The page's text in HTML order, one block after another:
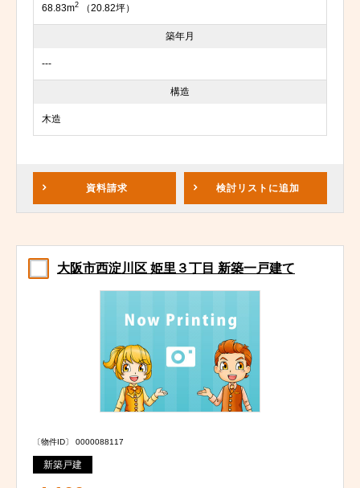
68.83m2 （20.82坪）
築年月
---
構造
木造
資料請求 検討リスト に追加
大阪市西淀川区 姫里３丁目 新築一戸建て
〔物件ID〕 0000088117
新築戸建